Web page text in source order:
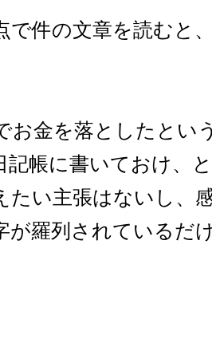
で件の文章を読むと
お金を落としたとい
記帳に書いておけ、
たい主張はないし、
が羅列されているだ